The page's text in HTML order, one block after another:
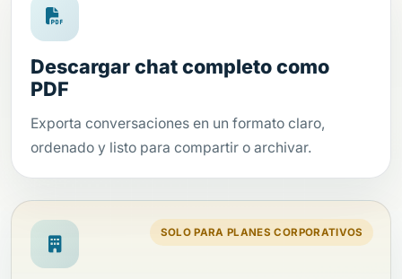
Descargar chat completo como
PDF
Exporta conversaciones en un formato claro,
ordenado y listo para compartir o archivar.
SOLO PARA PLANES CORPORATIVOS